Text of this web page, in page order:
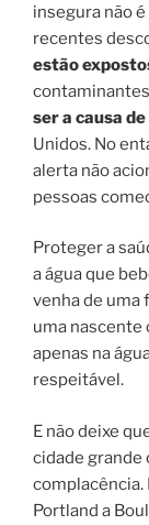
insegura não
recentes
estão
ser a causa
Unidos. No
alerta não
pessoas
Proteger a
a água que
venha de uma
uma nascente
apenas na
respeitável.
E não deixe
cidade grande
complacência.
Portland a